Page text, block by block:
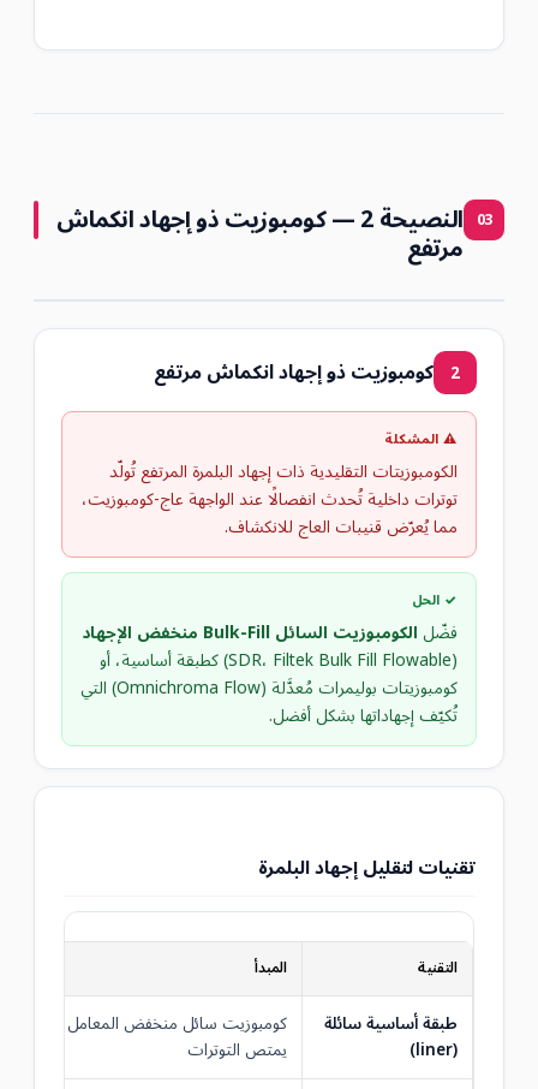
03 النصيحة 2 — كومبوزيت ذو إجهاد انكماش
مرتفع
2 كومبوزيت ذو إجهاد انكماش مرتفع
⚠ المشكلة
الكومبوزيتات التقليدية ذات إجهاد البلمرة المرتفع تُولّد
توترات داخلية تُحدث انفصالًا عند الواجهة عاج-كومبوزيت،
مما يُعرّض قنيبات العاج للانكشاف.
✓ الحل
فضّل الكومبوزيت السائل Bulk-Fill منخفض الإجهاد
(SDR، Filtek Bulk Fill Flowable) كطبقة أساسية، أو
كومبوزيتات بوليمرات مُعدَّلة (Omnichroma Flow) التي
تُكيّف إجهاداتها بشكل أفضل.
تقنيات لتقليل إجهاد البلمرة
التقنية المبدأ
طبقة أساسية سائلة
(liner)
كومبوزيت سائل منخفض المعامل —
يمتص التوترات